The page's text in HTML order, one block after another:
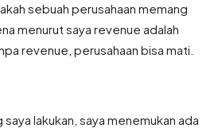
sebuah perusahaan memang
menurut saya revenue adalah
revenue, perusahaan bisa mati.
lakukan, saya menemukan ada